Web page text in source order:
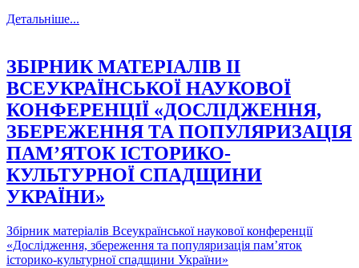
Детальніше...
ЗБІРНИК МАТЕРІАЛІВ II
ВСЕУКРАЇНСЬКОЇ НАУКОВОЇ
КОНФЕРЕНЦІЇ «ДОСЛІДЖЕННЯ,
ЗБЕРЕЖЕННЯ ТА ПОПУЛЯРИЗАЦІЯ
ПАМ’ЯТОК ІСТОРИКО-
КУЛЬТУРНОЇ СПАДЩИНИ
УКРАЇНИ»
Збірник матеріалів Всеукраїнської наукової конференції
«Дослідження, збереження та популяризація пам’яток
історико-культурної спадщини України»